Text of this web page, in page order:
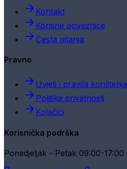
Kontakt
Korisne poveznice
Česta pitanja
Pravno
Uvjeti i pravila korištenja
Politika privatnosti
Kolačići
Korisnička podrška
Ponedjeljak - Petak 09:00-17:00